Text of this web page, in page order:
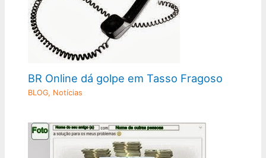
BR Online dá golpe em Tasso Fragoso
BLOG, Notícias